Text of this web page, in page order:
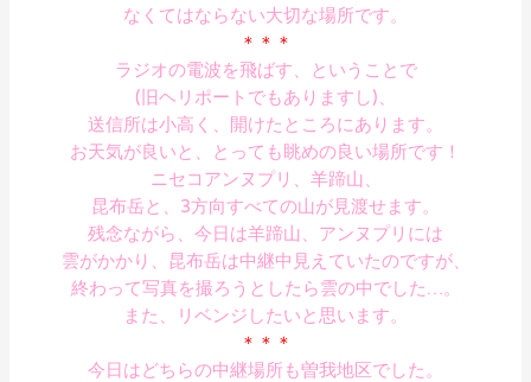
なくてはならない大切な場所です。
＊＊＊
ラジオの電波を飛ばす、ということで
(旧ヘリポートでもありますし)、
送信所は小高く、開けたところにあります。
お天気が良いと、とっても眺めの良い場所です！
ニセコアンヌプリ、羊蹄山、
昆布岳と、3方向すべての山が見渡せます。
残念ながら、今日は羊蹄山、アンヌプリには
雲がかかり、昆布岳は中継中見えていたのですが、
終わって写真を撮ろうとしたら雲の中でした…。
また、リベンジしたいと思います。
＊＊＊
今日はどちらの中継場所も曽我地区でした。